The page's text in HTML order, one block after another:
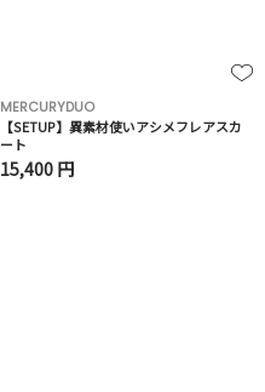
MERCURYDUO
【SETUP】異素材使いアシメフレアスカ
ート
15,400 円